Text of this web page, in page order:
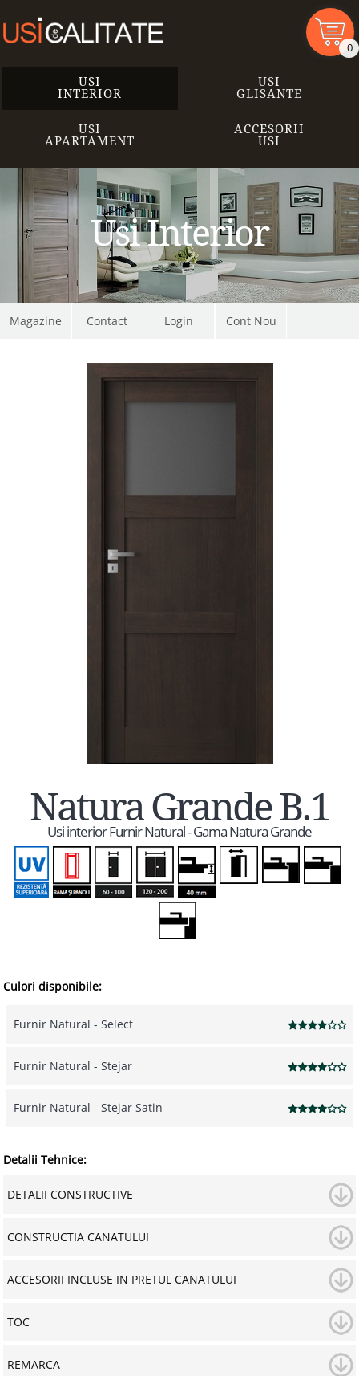
0
USI
INTERIOR
USI
GLISANTE
USI
APARTAMENT
ACCESORII
USI
Usi Interior
Magazine Contact Cont Nou
Natura Grande B.1
Usi interior Furnir Natural - Gama Natura Grande
Culori disponibile:
Furnir Natural - Select
Furnir Natural - Stejar
Furnir Natural - Stejar Satin
Detalii Tehnice:
DETALII CONSTRUCTIVE
CONSTRUCTIA CANATULUI
ACCESORII INCLUSE IN PRETUL CANATULUI
TOC
REMARCA